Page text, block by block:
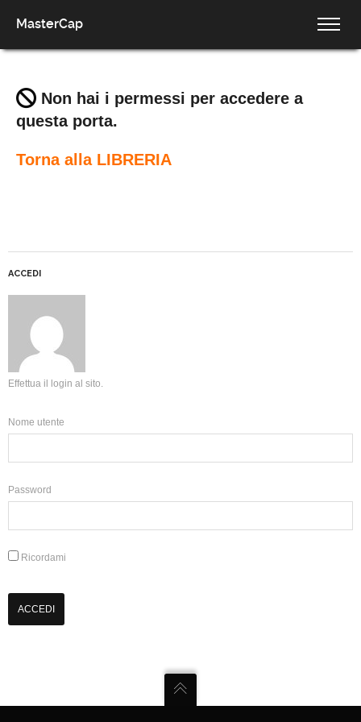
MasterCap
Non hai i permessi per accedere a
questa porta.
Torna alla LIBRERIA
ACCEDI
Effettua il login al sito.
Nome utente
Password
Ricordami